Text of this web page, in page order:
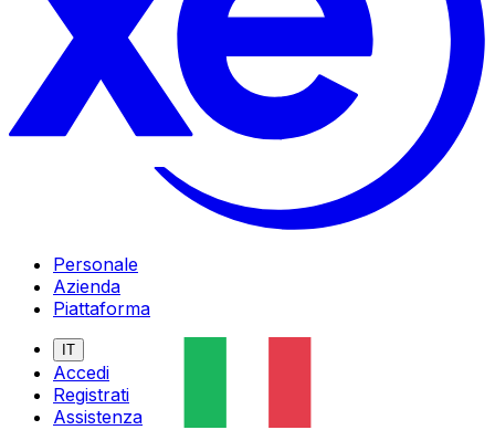
Personale
Azienda
Piattaforma
IT
Accedi
Registrati
Assistenza